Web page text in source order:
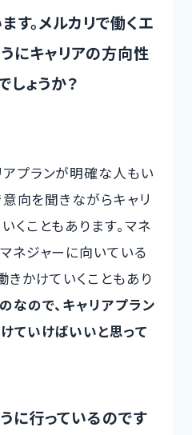
す。メルカリで働くエ
にキャリアの方向性
しょうか？
プランが明確な人もい
向を聞きながらキャリ
くこともあります。マネ
ネジャーに向いている
きかけていくこともあり
なので、キャリアプラン
ていけばいいと思って
に行っているのです